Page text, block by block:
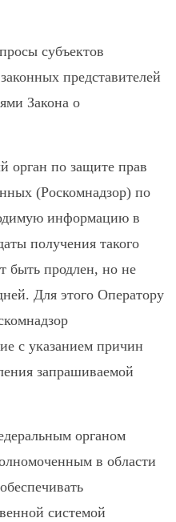
субъектов
представителей
Закона о
орган по защите прав
(Роскомнадзор) по
информацию в
получения такого
быть продлен, но не
Для этого Оператору
с указанием причин
запрашиваемой
органом
в области
системой